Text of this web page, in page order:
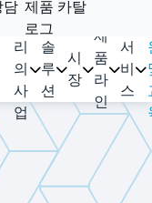
담 제품 카탈
로그
우
리
의
사
업
솔
루
션
시
장
제
품
라
인
서
비
스